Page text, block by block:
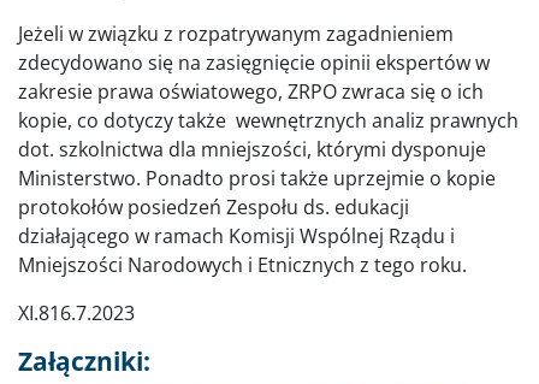
Jeżeli w związku z rozpatrywanym zagadnieniem
zdecydowano się na zasięgnięcie opinii ekspertów w
zakresie prawa oświatowego, ZRPO zwraca się o ich
kopie, co dotyczy także wewnętrznych analiz prawnych
dot. szkolnictwa dla mniejszości, którymi dysponuje
Ministerstwo. Ponadto prosi także uprzejmie o kopie
protokołów posiedzeń Zespołu ds. edukacji
działającego w ramach Komisji Wspólnej Rządu i
Mniejszości Narodowych i Etnicznych z tego roku.
XI.816.7.2023
Załączniki: